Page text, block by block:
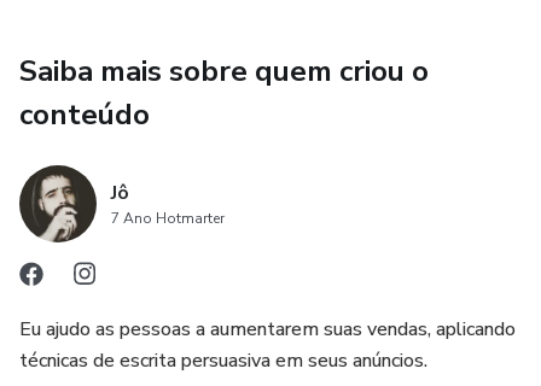
Saiba mais sobre quem criou o
conteúdo
Jô
7 Ano Hotmarter
Eu ajudo as pessoas a aumentarem suas vendas, aplicando
técnicas de escrita persuasiva em seus anúncios.